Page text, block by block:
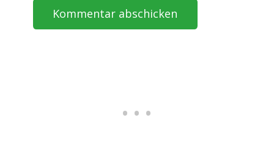
Kommentar abschicken